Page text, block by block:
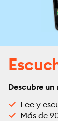
Descubre
Lee y
Más de